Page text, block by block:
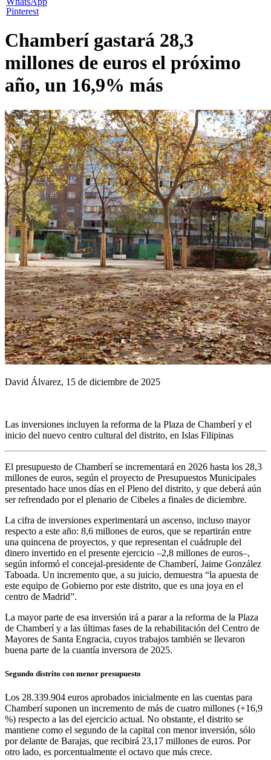
Pinterest
Chamberí gastará 28,3
millones de euros el próximo
año, un 16,9% más
David Álvarez, 15 de diciembre de 2025
Las inversiones incluyen la reforma de la Plaza de Chamberí y el
inicio del nuevo centro cultural del distrito, en Islas Filipinas
El presupuesto de Chamberí se incrementará en 2026 hasta los 28,3
millones de euros, según el proyecto de Presupuestos Municipales
presentado hace unos días en el Pleno del distrito, y que deberá aún
ser refrendado por el plenario de Cibeles a finales de diciembre.
La cifra de inversiones experimentará un ascenso, incluso mayor
respecto a este año: 8,6 millones de euros, que se repartirán entre
una quincena de proyectos, y que representan el cuádruple del
dinero invertido en el presente ejercicio –2,8 millones de euros–,
según informó el concejal-presidente de Chamberí, Jaime González
Taboada. Un incremento que, a su juicio, demuestra “la apuesta de
este equipo de Gobierno por este distrito, que es una joya en el
centro de Madrid”.
La mayor parte de esa inversión irá a parar a la reforma de la Plaza
de Chamberí y a las últimas fases de la rehabilitación del Centro de
Mayores de Santa Engracia, cuyos trabajos también se llevaron
buena parte de la cuantía inversora de 2025.
Segundo distrito con menor presupuesto
Los 28.339.904 euros aprobados inicialmente en las cuentas para
Chamberí suponen un incremento de más de cuatro millones (+16,9
%) respecto a las del ejercicio actual. No obstante, el distrito se
mantiene como el segundo de la capital con menor inversión, sólo
por delante de Barajas, que recibirá 23,17 millones de euros. Por
otro lado, es porcentualmente el octavo que más crece.